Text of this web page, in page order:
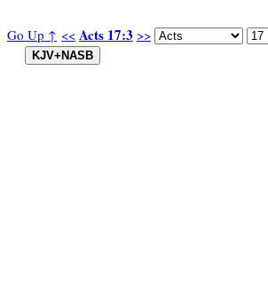
Go Up ↑ << Acts 17:3 >>